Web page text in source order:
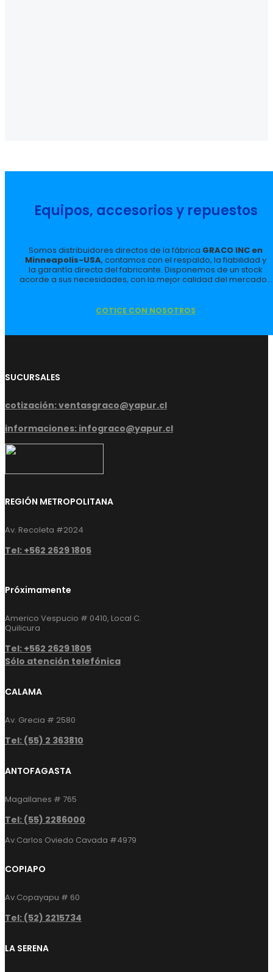
Equipos, accesorios y repuestos
Somos distribuidores directos de la fábrica GRACO INC en
Minneapolis-USA, contamos con el respaldo, la fiabilidad y
la garantía directa del fabricante. Disponemos de un stock
acorde a sus necesidades, con la mejor calidad del mercado...
COTICE CON NOSOTROS
SUCURSALES
cotización: ventasgraco@yapur.cl
informaciones: infograco@yapur.cl
REGIÓN METROPOLITANA
Av. Recoleta #2024
Tel: +562 2629 1805
Próximamente
Americo Vespucio # 0410, Local C.
Quilicura
Tel: +562 2629 1805
Sólo atención telefónica
CALAMA
Av. Grecia # 2580
Tel: (55) 2 363810
ANTOFAGASTA
Magallanes # 765
Tel: (55) 2286000
Av.Carlos Oviedo Cavada #4979
COPIAPO
Av.Copayapu # 60
Tel: (52) 2215734
LA SERENA